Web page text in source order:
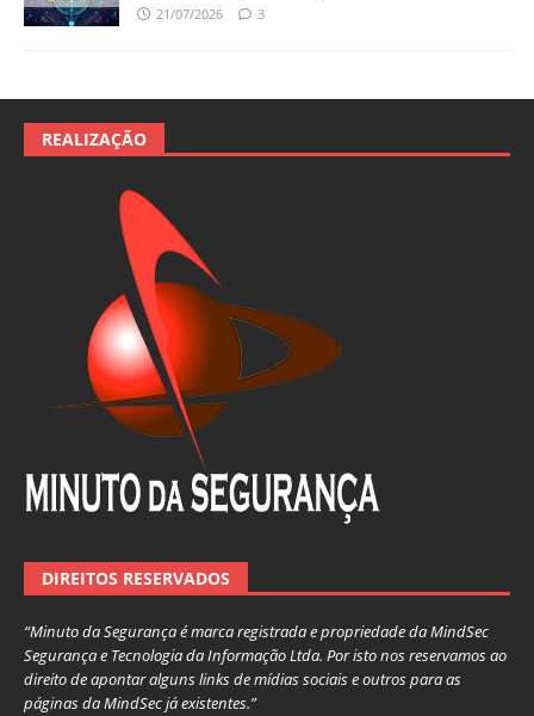
21/07/2026 3
REALIZAÇÃO
DIREITOS RESERVADOS
“Minuto da Segurança é marca registrada e propriedade da MindSec
Segurança e Tecnologia da Informação Ltda. Por isto nos reservamos ao
direito de apontar alguns links de mídias sociais e outros para as
páginas da MindSec já existentes.”